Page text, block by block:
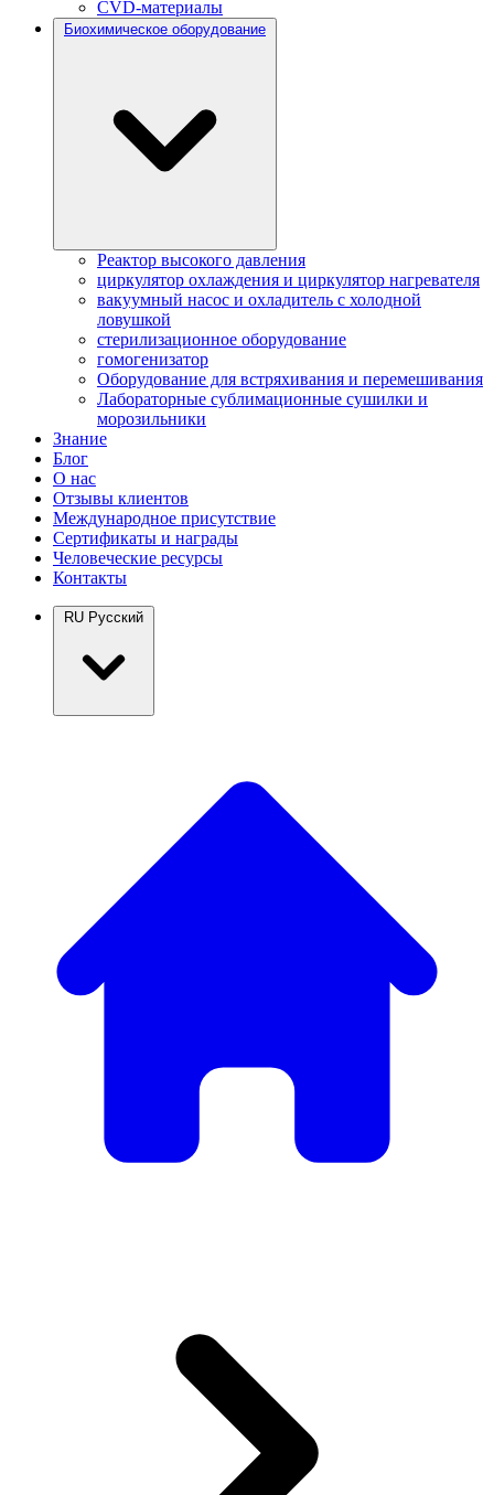
CVD-материалы
Биохимическое оборудование
Реактор высокого давления
циркулятор охлаждения и циркулятор нагревателя
вакуумный насос и охладитель с холодной
ловушкой
стерилизационное оборудование
гомогенизатор
Оборудование для встряхивания и перемешивания
Лабораторные сублимационные сушилки и
морозильники
Знание
Блог
О нас
Отзывы клиентов
Международное присутствие
Сертификаты и награды
Человеческие ресурсы
Контакты
RU Русский